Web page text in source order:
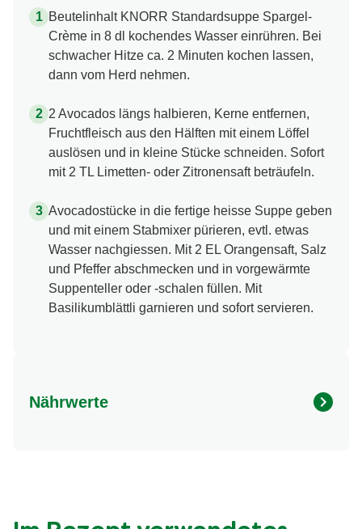
Beutelinhalt KNORR Standardsuppe Spargel-
Crème in 8 dl kochendes Wasser einrühren. Bei
schwacher Hitze ca. 2 Minuten kochen lassen,
dann vom Herd nehmen.
2 Avocados längs halbieren, Kerne entfernen,
Fruchtfleisch aus den Hälften mit einem Löffel
auslösen und in kleine Stücke schneiden. Sofort
mit 2 TL Limetten- oder Zitronensaft beträufeln.
Avocadostücke in die fertige heisse Suppe geben
und mit einem Stabmixer pürieren, evtl. etwas
Wasser nachgiessen. Mit 2 EL Orangensaft, Salz
und Pfeffer abschmecken und in vorgewärmte
Suppenteller oder -schalen füllen. Mit
Basilikumblättli garnieren und sofort servieren.
Nährwerte